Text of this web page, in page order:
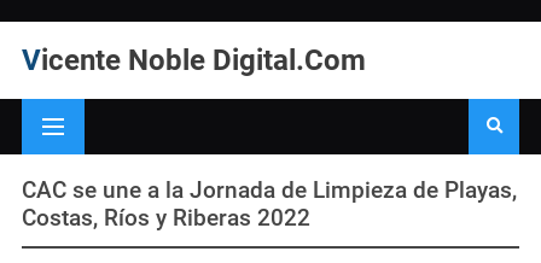
Vicente Noble Digital.Com
CAC se une a la Jornada de Limpieza de Playas,
Costas, Ríos y Riberas 2022